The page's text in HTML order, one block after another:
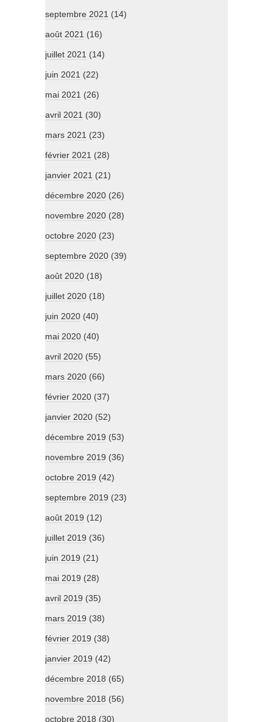
septembre 2021 (14)
août 2021 (16)
juillet 2021 (14)
juin 2021 (22)
mai 2021 (26)
avril 2021 (30)
mars 2021 (23)
février 2021 (28)
janvier 2021 (21)
décembre 2020 (26)
novembre 2020 (28)
octobre 2020 (23)
septembre 2020 (39)
août 2020 (18)
juillet 2020 (18)
juin 2020 (40)
mai 2020 (40)
avril 2020 (55)
mars 2020 (66)
février 2020 (37)
janvier 2020 (52)
décembre 2019 (53)
novembre 2019 (36)
octobre 2019 (42)
septembre 2019 (23)
août 2019 (12)
juillet 2019 (36)
juin 2019 (21)
mai 2019 (28)
avril 2019 (35)
mars 2019 (38)
février 2019 (38)
janvier 2019 (42)
décembre 2018 (65)
novembre 2018 (56)
octobre 2018 (30)